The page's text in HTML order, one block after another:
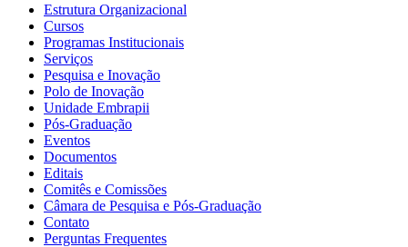
Estrutura Organizacional
Cursos
Programas Institucionais
Serviços
Pesquisa e Inovação
Polo de Inovação
Unidade Embrapii
Pós-Graduação
Eventos
Documentos
Editais
Comitês e Comissões
Câmara de Pesquisa e Pós-Graduação
Contato
Perguntas Frequentes